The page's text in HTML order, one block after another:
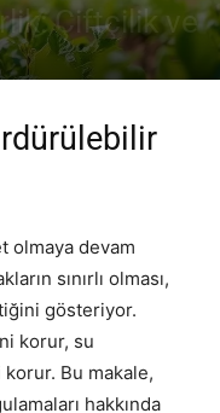
Çiftçilik ve
olmaya devam
sınırlı olması,
gösteriyor.
korur, su
Bu makale,
hakkında